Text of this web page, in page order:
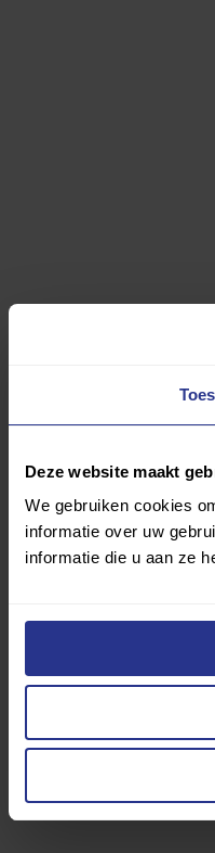
Deze website maakt
We gebruiken cookies
informatie over uw
informatie die u aan ze